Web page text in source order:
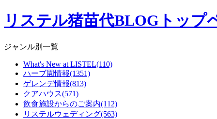
リステル猪苗代BLOGトップ
ジャンル別一覧
What's New at LISTEL(110)
ハーブ園情報(1351)
ゲレンデ情報(813)
クアハウス(571)
飲食施設からのご案内(112)
リステルウェディング(563)